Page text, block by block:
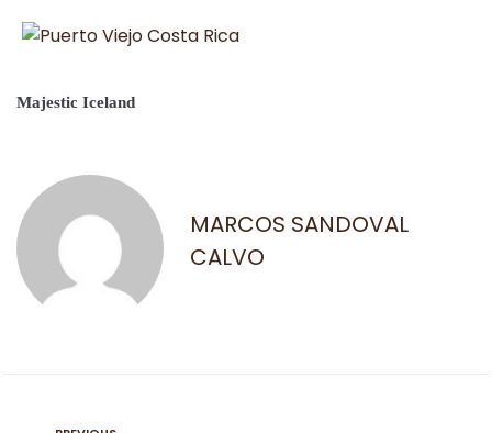
Majestic Iceland
MARCOS SANDOVAL
CALVO